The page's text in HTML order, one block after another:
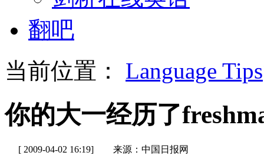
翻吧
当前位置： Language Tips
你的大一经历了
[ 2009-04-02 16:19]
来源：中国日报网